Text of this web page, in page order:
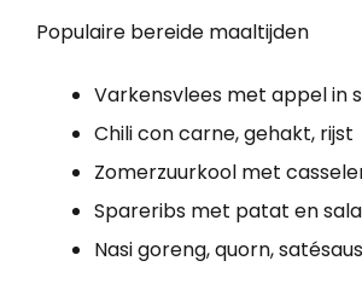
Populaire bereide maaltijden
Varkensvlees met appel in
Chili con carne, gehakt, rijst
Zomerzuurkool met
Spareribs met patat en
Nasi goreng, quorn, satésaus